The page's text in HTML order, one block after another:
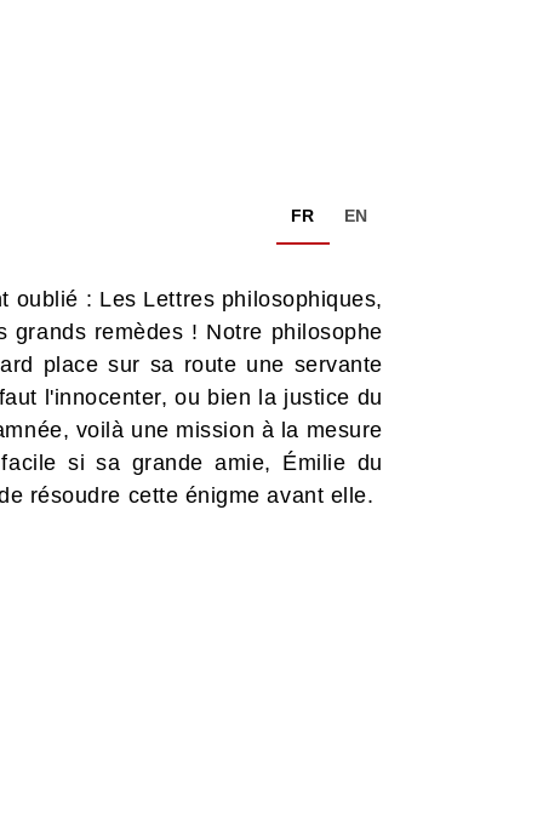
FR EN
oublié : Les Lettres philosophiques,
grands remèdes ! Notre philosophe
place sur sa route une servante
l'innocenter, ou bien la justice du
voilà une mission à la mesure
si sa grande amie, Émilie du
résoudre cette énigme avant elle.